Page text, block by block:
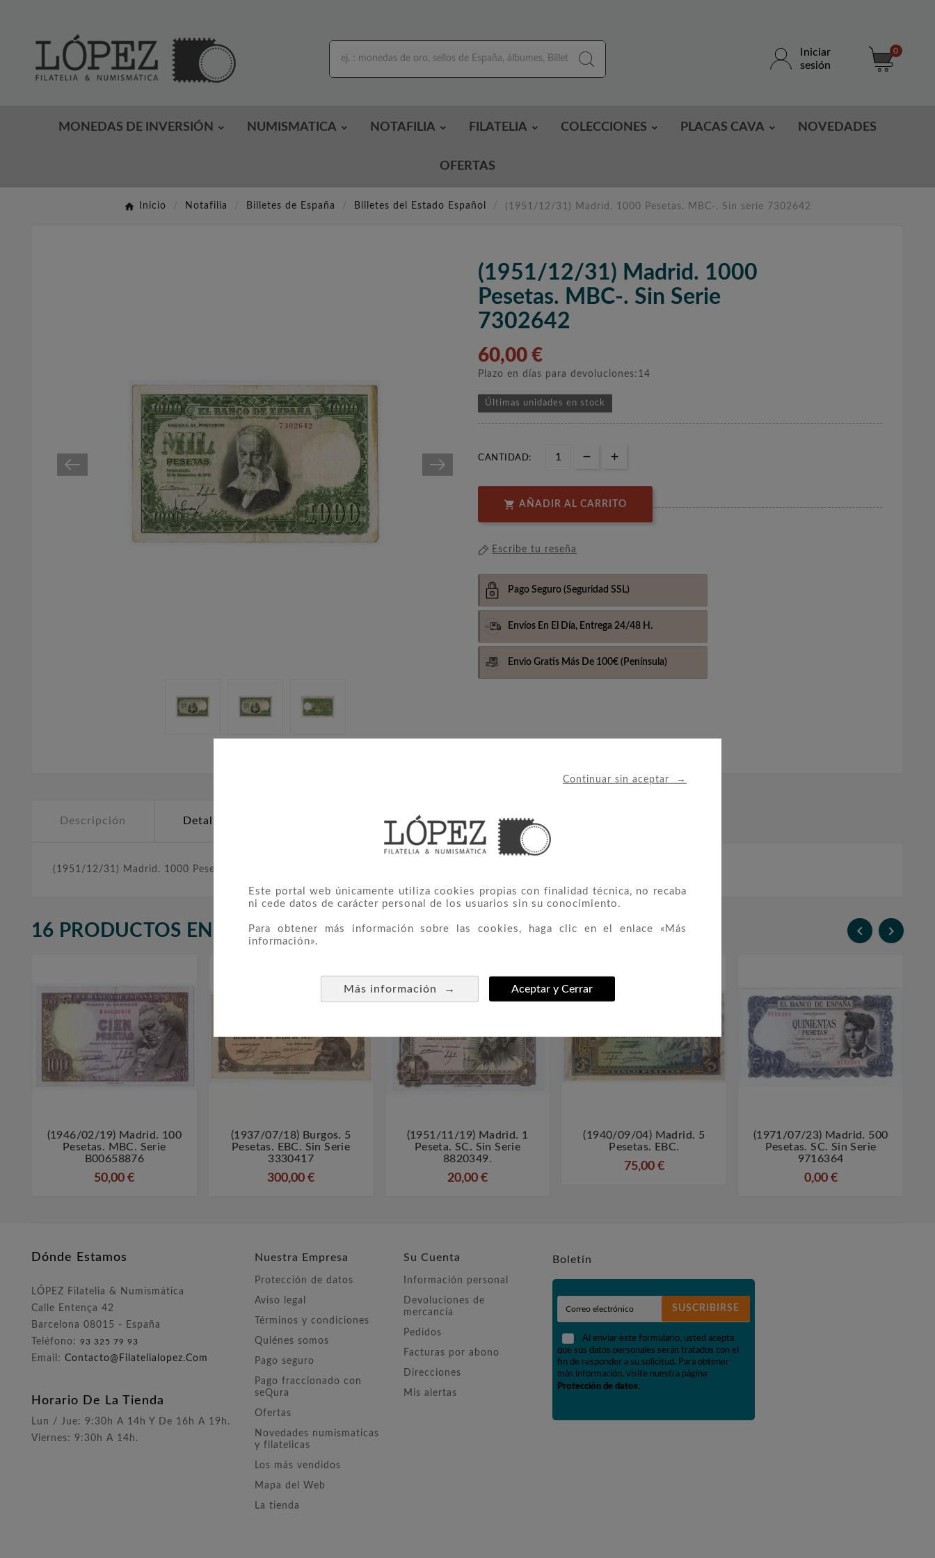
Continuar sin aceptar →
Este portal web únicamente utiliza cookies propias con finalidad técnica, no recaba
ni cede datos de carácter personal de los usuarios sin su conocimiento.
Para obtener más información sobre las cookies, haga clic en el enlace «Más
información».
Más información → Aceptar y Cerrar
Iniciar
sesión
0
MONEDAS DE INVERSIÓN NUMISMATICA NOTAFILIA FILATELIA COLECCIONES PLACAS CAVA NOVEDADES
OFERTAS
Inicio Notafilia Billetes de España Billetes del Estado Español (1951/12/31) Madrid. 1000 Pesetas. MBC-. Sin serie 7302642
(1951/12/31) Madrid. 1000
Pesetas. MBC-. Sin Serie
7302642
60,00 €
Plazo en días para devoluciones:14
Últimas unidades en stock
CANTIDAD:
 AÑADIR AL CARRITO
Escribe tu reseña
Pago Seguro (Seguridad SSL)
Envíos En El Día, Entrega 24/48 H.
Envio Gratis Más De 100€ (Península)
Descripción Detalles del producto
(1951/12/31) Madrid. 1000 Pesetas. MBC-. Sin serie 7302642
16 PRODUCTOS EN LA MISMA CATEGORÍA:  
 
(1946/02/19) Madrid. 100
Pesetas. MBC. Serie
B00658876
50,00 €
 
(1937/07/18) Burgos. 5
Pesetas. EBC. Sin Serie
3330417
300,00 €
 
(1951/11/19) Madrid. 1
Peseta. SC. Sin Serie
8820349.
20,00 €
 
(1940/09/04) Madrid. 5
Pesetas. EBC.
75,00 €
 
(1971/07/23) Madrid. 500
Pesetas. SC. Sin Serie
9716364
0,00 €
Dónde Estamos
LÓPEZ Filatelia & Numismática
Calle Entença 42
Barcelona 08015 - España
Teléfono: 93 325 79 93
Email: Contacto@filatelialopez.com
Horario De La Tienda
Lun / Jue: 9:30h A 14h Y De 16h A 19h.
Viernes: 9:30h A 14h.
Nuestra Empresa
Protección de datos
Aviso legal
Términos y condiciones
Quiénes somos
Pago seguro
Pago fraccionado con
seQura
Ofertas
Novedades numismaticas
y filatelicas
Los más vendidos
Mapa del Web
La tienda
Su Cuenta
Información personal
Devoluciones de
mercancía
Pedidos
Facturas por abono
Direcciones
Mis alertas
Boletín
SUSCRIBIRSE
Al enviar este formulario, usted acepta
que sus datos personales serán tratados con el
fin de responder a su solicitud. Para obtener
más información, visite nuestra página
Protección de datos.